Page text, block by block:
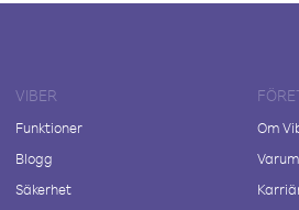
VIBER
Funktioner
Blogg
Säkerhet
Om